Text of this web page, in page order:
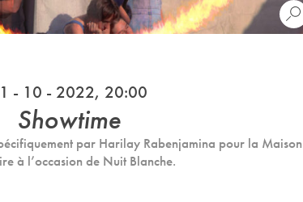
- 10 - 2022, 20:00
Showtime
par Harilay Rabenjamina pour la Maison
à l’occasion de Nuit Blanche.